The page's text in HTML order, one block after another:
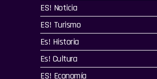
ES! Noticia
ES! Turismo
Es! Historia
Es! Cultura
ES! Economía